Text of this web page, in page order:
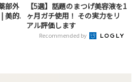
部外
美的.
【5選】話題のまつげ美容液を1
ヶ月ガチ使用！ その実力をリ
アル評価します
Recommended by